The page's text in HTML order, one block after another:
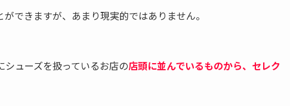
できますが、あまり現実的ではありません。
ューズを扱っているお店の店頭に並んでいるものから、セレク